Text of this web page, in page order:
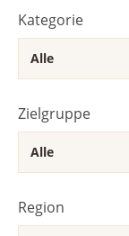
Kategorie
Zielgruppe
Region